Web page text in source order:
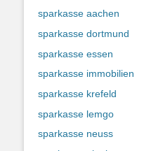
sparkasse aachen
sparkasse dortmund
sparkasse essen
sparkasse immobilien
sparkasse krefeld
sparkasse lemgo
sparkasse neuss